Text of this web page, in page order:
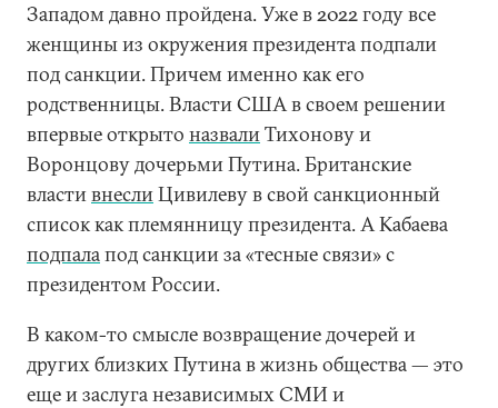
Западом давно пройдена. Уже в 2022 году все
женщины из окружения президента подпали
под санкции. Причем именно как его
родственницы. Власти США в своем решении
впервые открыто назвалиТихонову и
Воронцову дочерьми Путина. Британские
властивнеслиЦивилеву в свой санкционный
список как племянницу президента. А Кабаева
подпалапод санкции за «тесные связи» с
президентом России.
В каком-то смысле возвращение дочерей и
других близких Путина в жизнь общества — это
еще и заслуга независимых СМИ и